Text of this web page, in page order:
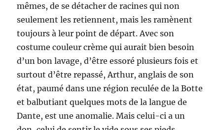
mêmes, de se détacher de racines qui non
seulement les retiennent, mais les ramènent
toujours à leur point de départ. Avec son
costume couleur crème qui aurait bien besoin
d’un bon lavage, d’être essoré plusieurs fois et
surtout d’être repassé, Arthur, anglais de son
état, paumé dans une région reculée de la Botte
et balbutiant quelques mots de la langue de
Dante, est une anomalie. Mais celui-ci a un